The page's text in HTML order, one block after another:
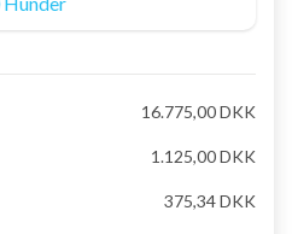
16.775,00 DKK
1.125,00 DKK
375,34 DKK